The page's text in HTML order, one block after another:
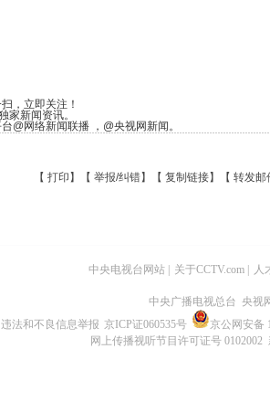
，立即关注！
家新闻资讯。
@网络新闻联播 ，@央视网新闻。
【 打印 】【 举报/纠错】【 复制链接】【 转发邮
中央电视台网站 关于CCTV.com 人
中央广播电视总台 央视
违法和不良信息举报 京ICP证060535号
京公网安备
网上传播视听节目许可证号 0102002